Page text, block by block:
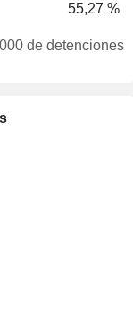
55,27 %
de detenciones